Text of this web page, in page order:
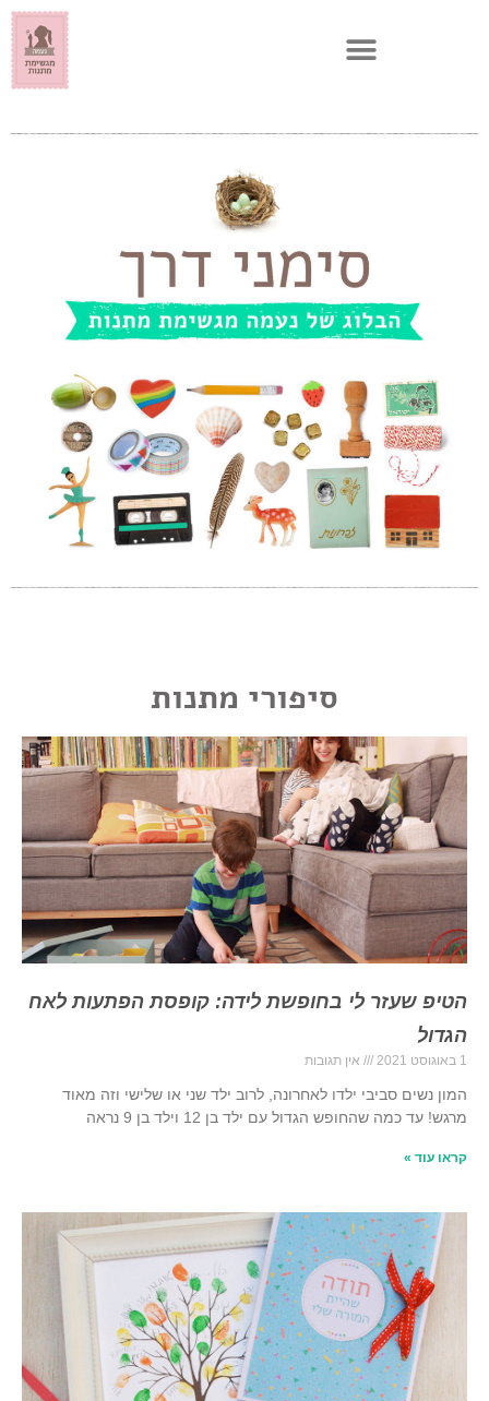
סיפורי מתנות
הטיפ שעזר לי בחופשת לידה: קופסת הפתעות לאח
הגדול
1 באוגוסט 2021 אין תגובות
המון נשים סביבי ילדו לאחרונה, לרוב ילד שני או שלישי וזה מאוד
מרגש! עד כמה שהחופש הגדול עם ילד בן 12 וילד בן 9 נראה
קראו עוד »